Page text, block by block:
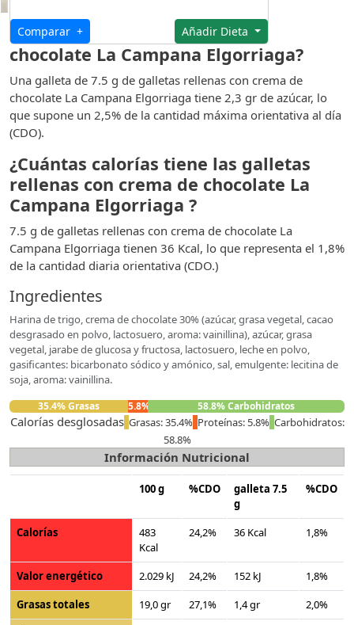
Comparar + Añadir Dieta
chocolate La Campana Elgorriaga?
Una galleta de 7.5 g de galletas rellenas con crema de
chocolate La Campana Elgorriaga tiene 2,3 gr de azúcar, lo
que supone un 2,5% de la cantidad máxima orientativa al día
(CDO).
¿Cuántas calorías tiene las galletas
rellenas con crema de chocolate La
Campana Elgorriaga ?
7.5 g de galletas rellenas con crema de chocolate La
Campana Elgorriaga tienen 36 Kcal, lo que representa el 1,8%
de la cantidad diaria orientativa (CDO.)
Ingredientes
Harina de trigo, crema de chocolate 30% (azúcar, grasa vegetal, cacao
desgrasado en polvo, lactosuero, aroma: vainillina), azúcar, grasa
vegetal, jarabe de glucosa y fructosa, lactosuero, leche en polvo,
gasificantes: bicarbonato sódico y amónico, sal, emulgente: lecitina de
soja, aroma: vainillina.
35.4% Grasas 5.8% Proteínas58.8% Carbohidratos
Calorías desglosadas Grasas: 35.4% Proteínas: 5.8% Carbohidratos:
58.8%
Información Nutricional
100 g %CDO
galleta 7.5
g
%CDO
Calorías
483
Kcal
24,2% 36 Kcal 1,8%
Valor energético 2.029 kJ 24,2% 152 kJ
1,8%
Grasas totales
19,0 gr 27,1% 1,4 gr
2,0%